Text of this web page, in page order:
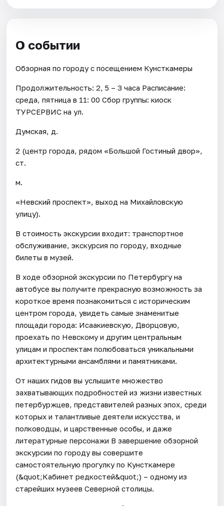
О событии
Обзорная по городу с посещением Кунсткамеры
Продолжительность: 2, 5 – 3 часа Расписание:
среда, пятница в 11: 00 Сбор группы: киоск
ТУРСЕРВИС на ул.
Думская, д.
2 (центр города, рядом «Большой Гостиный двор»,
ст.
м.
«Невский проспект», выход на Михайловскую
улицу).
В стоимость экскурсии входит: транспортное
обслуживание, экскурсия по городу, входные
билеты в музей.
В ходе обзорной экскурсии по Петербургу на
автобусе вы получите прекрасную возможность за
короткое время познакомиться с историческим
центром города, увидеть самые знаменитые
площади города: Исаакиевскую, Дворцовую,
проехать по Невскому и другим центральным
улицам и проспектам полюбоваться уникальными
архитектурными ансамблями и памятниками.
От наших гидов вы услышите множество
захватывающих подробностей из жизни известных
петербуржцев, представителей разных эпох, среди
которых и талантливые деятели искусства, и
полководцы, и царственные особы, и даже
литературные персонажи В завершение обзорной
экскурсии по городу вы совершите
самостоятельную прогулку по Кунсткамере
(&quot;Кабинет редкостей&quot;) – одному из
старейших музеев Северной столицы.